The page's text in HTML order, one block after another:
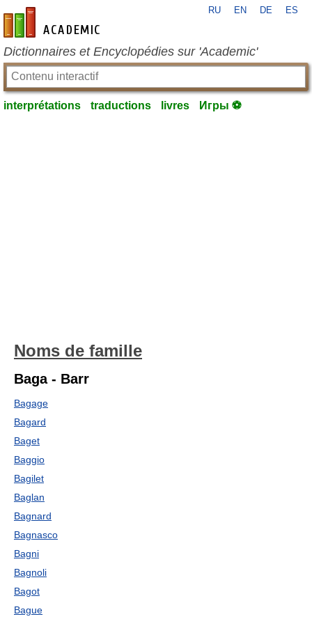
fr-academic.com
RU EN DE ES
Dictionnaires et Encyclopédies sur 'Academic'
interprétations traductions livres Игры ⚽
Noms de famille
Baga - Barr
Bagage
Bagard
Baget
Baggio
Bagilet
Baglan
Bagnard
Bagnasco
Bagni
Bagnoli
Bagot
Bague